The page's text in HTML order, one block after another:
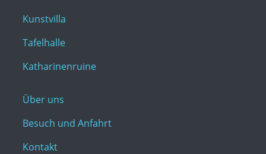
Kunstvilla
Tafelhalle
Katharinenruine
Über uns
Besuch und Anfahrt
Kontakt